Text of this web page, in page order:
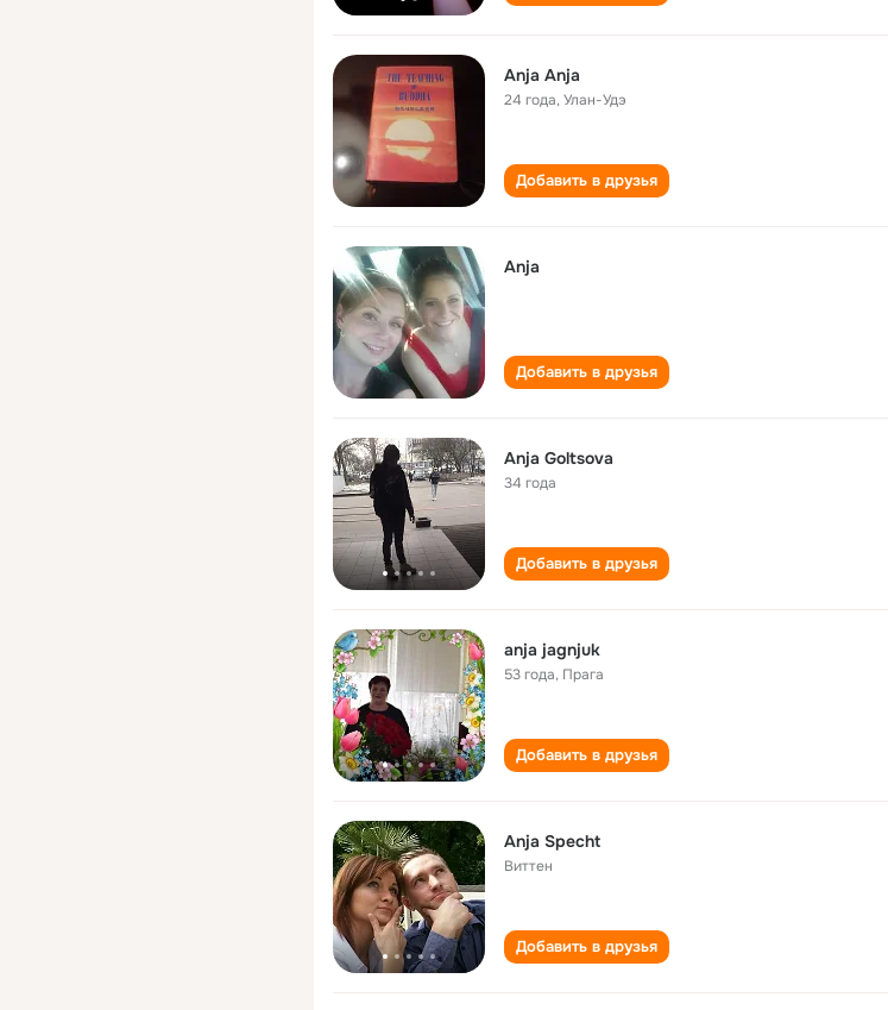
Anja Anja
24 года,Улан-Удэ
Добавить в друзья
Anja
Добавить в друзья
Anja Goltsova
34 года
Добавить в друзья
anja jagnjuk
53 года, Прага
Добавить в друзья
Anja Specht
Виттен
Добавить в друзья